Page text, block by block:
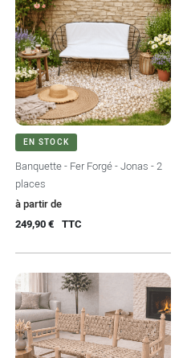
EN STOCK
Banquette - Fer Forgé - Jonas - 2
places
à partir de
Prix
249,90 € TTC